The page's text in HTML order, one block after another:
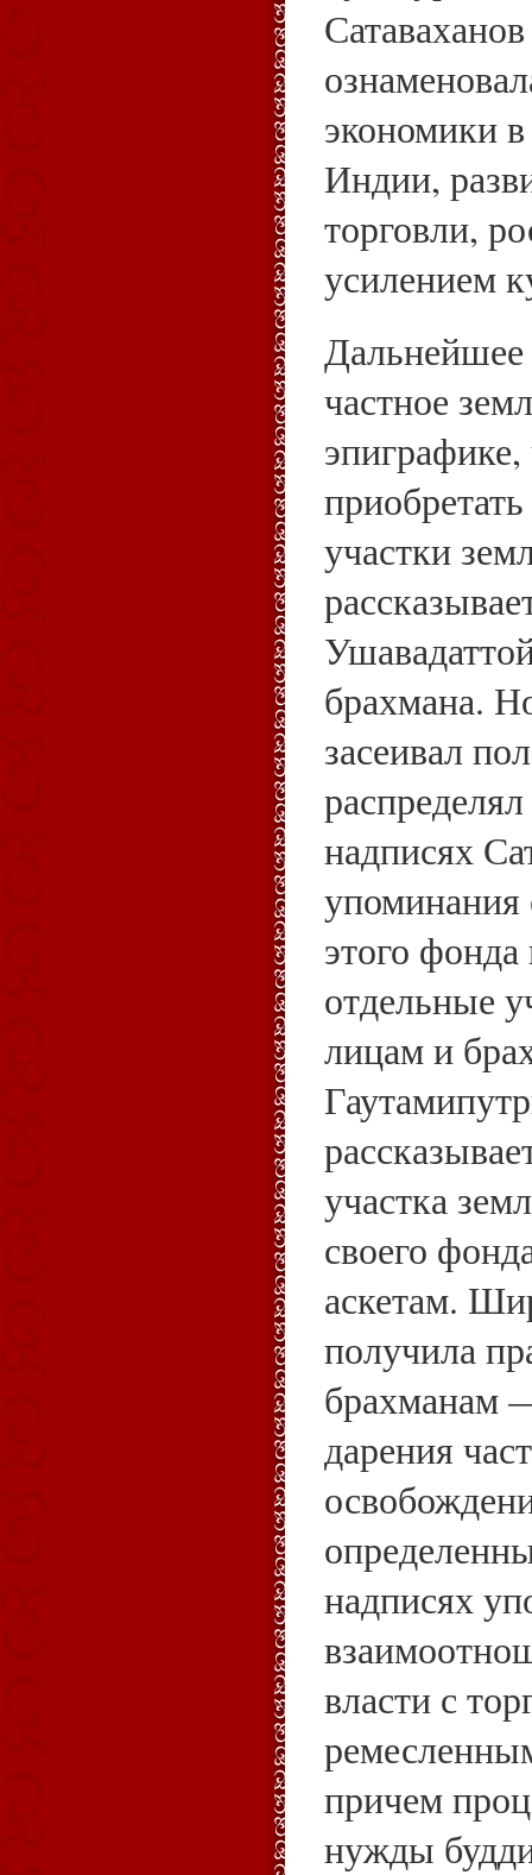
экономики
Индии,
торговли,
усилением
Дальнейшее
частное
участки
брахмана.
засеивал
надписях
упоминания
этого
отдельные
лицам и
участка
своего
аскетам.
получила
брахманам
дарения
надписях
власти с
причем
нужды